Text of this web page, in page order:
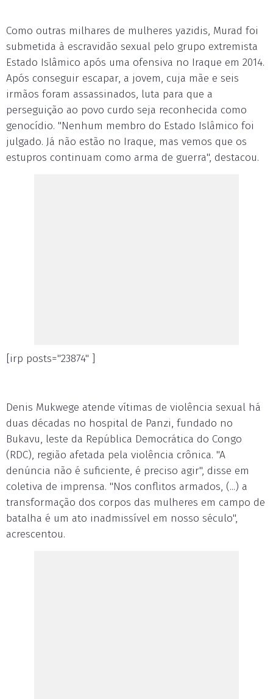
Como outras milhares de mulheres yazidis, Murad foi
submetida à escravidão sexual pelo grupo extremista
Estado Islâmico após uma ofensiva no Iraque em 2014.
Após conseguir escapar, a jovem, cuja mãe e seis
irmãos foram assassinados, luta para que a
perseguição ao povo curdo seja reconhecida como
genocídio. "Nenhum membro do Estado Islâmico foi
julgado. Já não estão no Iraque, mas vemos que os
estupros continuam como arma de guerra", destacou.
[irp posts="23874" ]
Denis Mukwege atende vítimas de violência sexual há
duas décadas no hospital de Panzi, fundado no
Bukavu, leste da República Democrática do Congo
(RDC), região afetada pela violência crônica. "A
denúncia não é suficiente, é preciso agir", disse em
coletiva de imprensa. "Nos conflitos armados, (...) a
transformação dos corpos das mulheres em campo de
batalha é um ato inadmissível em nosso século",
acrescentou.